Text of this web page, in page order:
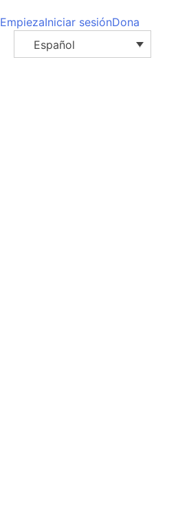
EmpiezaIniciar sesiónDona
Español